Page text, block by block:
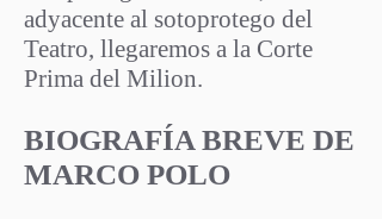
adyacente al sotoprotego del
Teatro, llegaremos a la Corte
Prima del Milion.
BIOGRAFÍA BREVE DE
MARCO POLO